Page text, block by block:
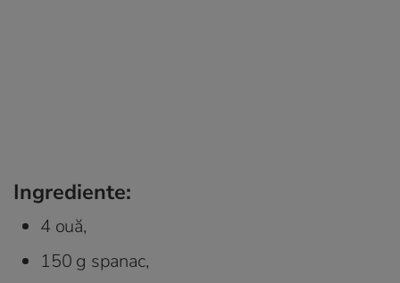
Ingrediente:
4 ouă,
150 g spanac,